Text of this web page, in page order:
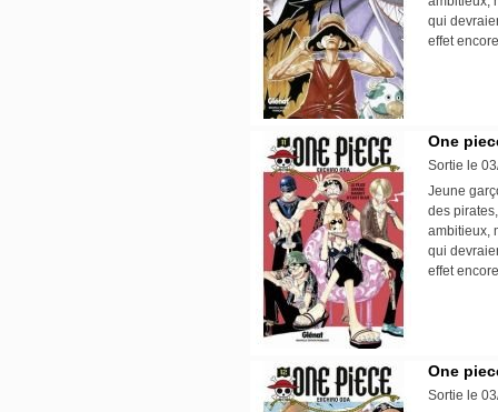
qui
effet
One
Sortie le
Jeune
des
ambitieux,
qui
effet
One
Sortie le